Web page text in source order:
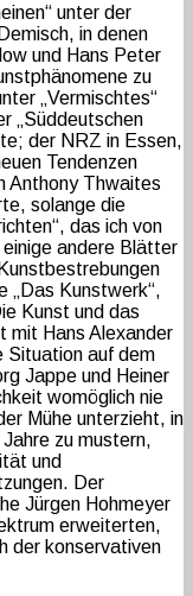
unter der
in denen
und Hans Peter
zu
„Vermischtes“
„Süddeutschen
der NRZ in Essen,
Tendenzen
Anthony Thwaites
solange die
das ich von
andere Blätter
„Das Kunstwerk“,
Kunst und das
mit Hans Alexander
Situation auf dem
Jappe und Heiner
womöglich nie
Mühe unterzieht, in
zu mustern,
und
Der
Jürgen Hohmeyer
erweiterten,
der konservativen